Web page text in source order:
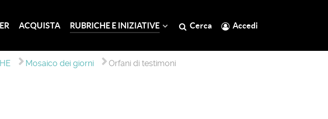
ACQUISTA RUBRICHE E INIZIATIVE Cerca Accedi
Mosaico dei giorni Orfani di testimoni